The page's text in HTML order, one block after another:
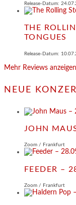
Release-Datum:
THE
TONGUES
Release-Datum:
Mehr Reviews anzeigen
NEUE
JOHN
Zoom / Frankfurt
FEEDER –
Zoom / Frankfurt